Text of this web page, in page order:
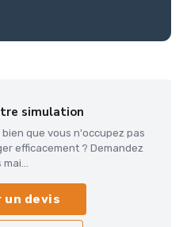
simulation
que vous n'occupez pas
efficacement ? Demandez
un devis